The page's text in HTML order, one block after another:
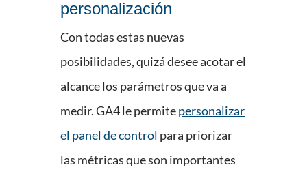
personalización
Con todas estas nuevas
posibilidades, quizá desee acotar el
alcance los parámetros que va a
medir. GA4 le permitepersonalizar
el panel de control para priorizar
las métricas que son importantes